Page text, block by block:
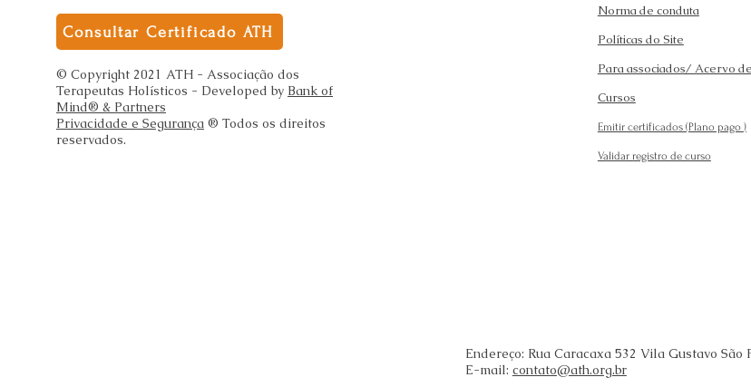
Consultar Certificado ATH
© Copyright 2021 ATH - Associação dos
Terapeutas Holísticos - Developed by Bank of
Mind® & Partners
Privacidade e Segurança ® Todos os direitos
reservados.
Norma de conduta
Políticas do Site
Para associados/ Acervo
Cursos
Emitir certificados (Plano pago )
Validar registro de curso
Endereço: Rua Caracaxa 532 Vila Gustavo São
E-mail: contato@ath.org.br